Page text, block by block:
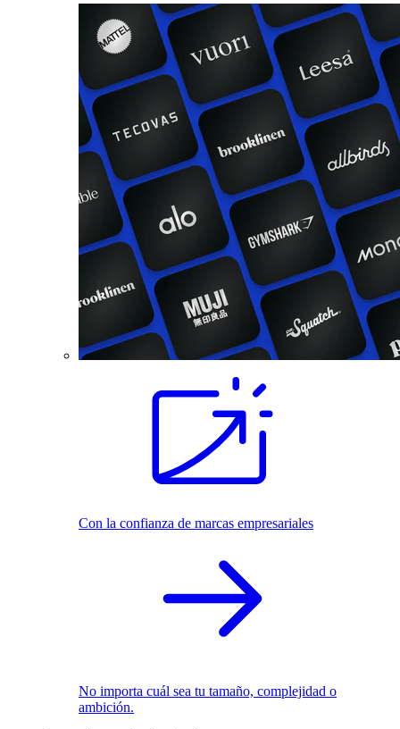
Con la confianza de marcas empresariales
No importa cuál sea tu tamaño, complejidad o
ambición.